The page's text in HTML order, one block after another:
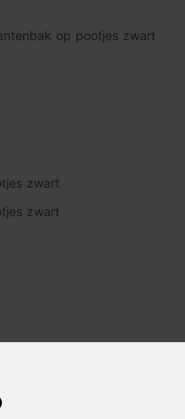
op pootjes zwart
zwart
zwart